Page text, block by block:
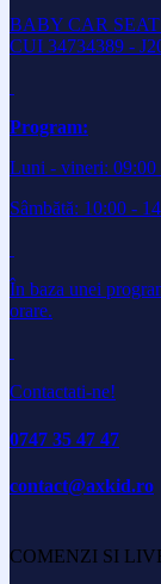
BABY CAR
CUI 34734389 -
Program:
Luni - vineri: 09:00
Sâmbătă: 10:00 -
În baza unei
orare.
Contactati-ne!
0747 35 47 47
contact@axkid.ro
COMENZI SI